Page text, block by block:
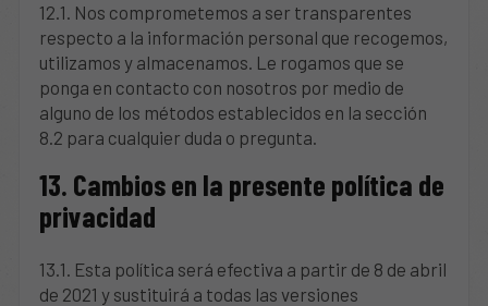
12.1. Nos comprometemos a ser transparentes
respecto a la información personal que recogemos,
utilizamos y almacenamos. Le rogamos que se
ponga en contacto con nosotros por medio de
alguno de los métodos establecidos en la sección
8.2 para cualquier duda o pregunta.
13. Cambios en la presente política de
privacidad
13.1. Esta política será efectiva a partir de 8 de abril
de 2021 y sustituirá a todas las versiones